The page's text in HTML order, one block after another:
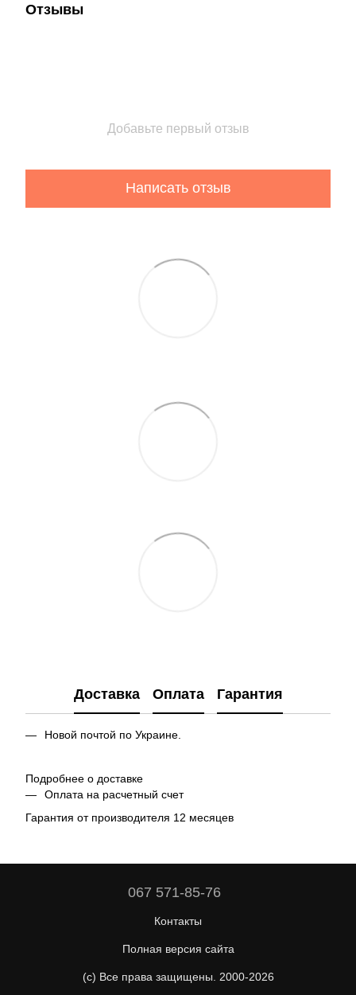
Отзывы
Добавьте первый отзыв
Написать отзыв
Доставка Оплата Гарантия
Новой почтой по Украине.
Подробнее о доставке
Оплата на расчетный счет
Гарантия от производителя 12 месяцев
067 571-85-76
Контакты
Полная версия сайта
(c) Все права защищены. 2000-2026